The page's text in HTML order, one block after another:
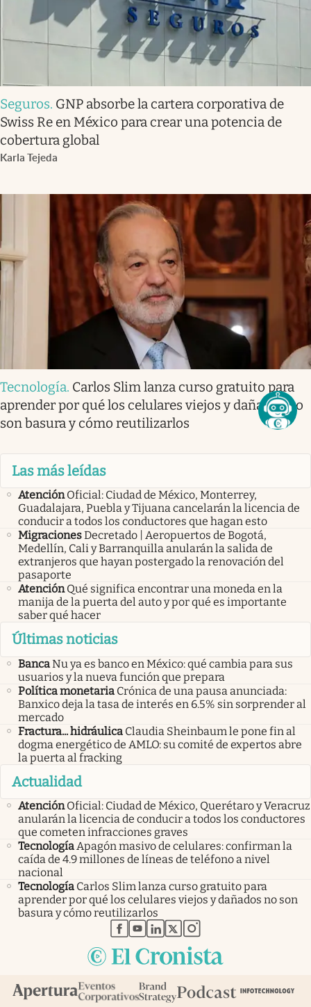
Seguros. GNP absorbe la cartera corporativa de
Swiss Re en México para crear una potencia de
cobertura global
Karla Tejeda
Tecnología. Carlos Slim lanza curso gratuito para
aprender por qué los celulares viejos y dañados no
son basura y cómo reutilizarlos
Las más leídas
Atención Oficial: Ciudad de México, Monterrey,
Guadalajara, Puebla y Tijuana cancelarán la licencia de
conducir a todos los conductores que hagan esto
MigracionesDecretado | Aeropuertos de Bogotá,
Medellín, Cali y Barranquilla anularán la salida de
extranjeros que hayan postergado la renovación del
pasaporte
Atención Qué significa encontrar una moneda en la
manija de la puerta del auto y por qué es importante
saber qué hacer
Últimas noticias
BancaNu ya es banco en México: qué cambia para sus
usuarios y la nueva función que prepara
Política monetaria Crónica de una pausa anunciada:
Banxico deja la tasa de interés en 6.5% sin sorprender al
mercado
Fractura... hidráulica Claudia Sheinbaum le pone fin al
dogma energético de AMLO: su comité de expertos abre
la puerta al fracking
Actualidad
Atención Oficial: Ciudad de México, Querétaro y Veracruz
anularán la licencia de conducir a todos los conductores
que cometen infracciones graves
TecnologíaApagón masivo de celulares: confirman la
caída de 4.9 millones de líneas de teléfono a nivel
nacional
Tecnología Carlos Slim lanza curso gratuito para
aprender por qué los celulares viejos y dañados no son
basura y cómo reutilizarlos
abre en nueva pestaña
abre en nueva pestaña
abre en nueva pestaña
abre en nueva pestaña
abre en nueva pestaña